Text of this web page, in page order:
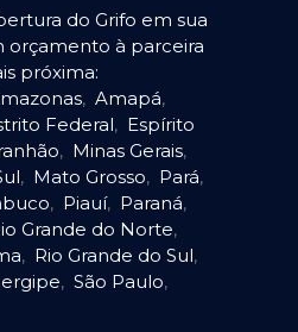
do Grifo em sua
orçamento à parceira
próxima:
, Amapá,
Federal, Espírito
, Minas Gerais,
, Mato Grosso, Pará,
, Piauí, Paraná,
Grande do Norte,
, Rio Grande do Sul,
, São Paulo,